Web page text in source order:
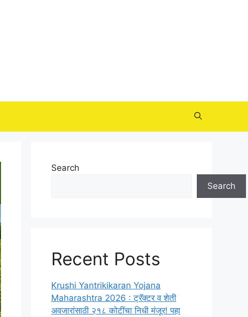
Search
Search
Recent Posts
Krushi Yantrikikaran Yojana
Maharashtra 2026 : ट्रॅक्टर व शेती
अवजारांसाठी २१८ कोटींचा निधी मंजूर! पहा